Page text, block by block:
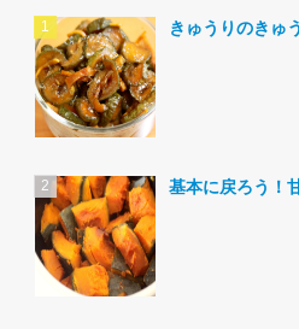
きゅうりのきゅ
基本に戻ろう！